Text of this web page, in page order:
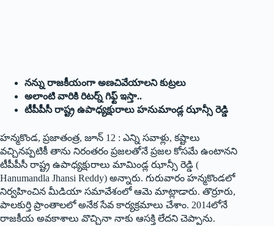
న‌న్ను రాజ‌కీయంగా అణ‌చివేయాలని కుట్ర‌లు
అలాంటి వారికి రిట‌ర్న్ గిఫ్ట్ ఇస్తా..
టీపీపీసీ రాష్ట్ర ఉపాధ్యక్షురాలు హనుమాండ్ల ఝాన్సీ రెడ్డి
హ‌న్మ‌కొండ‌, ప్ర‌జాతంత్ర‌, జూన్ 12 : ఎన్ని స‌వాళ్లు, క‌ష్టాలు
వ‌చ్చిన‌ప్ప‌టికీ తాను నిరంత‌రం ప్ర‌జ‌ల‌తోనే ప్ర‌జ‌ల కోస‌మే ఉంటాన‌ని
టీపీపీసీ రాష్ట్ర ఉపాధ్యక్షురాలు మామిండ్ల ఝాన్సీ రెడ్డి (
Hanumandla Jhansi Reddy) అన్నారు. గురువారం హ‌న్మ‌కొండ‌లో
నిర్వ‌హించిన‌ మీడియా స‌మావేశంలో ఆమె మాట్లాడారు. తొర్రూరు,
పాలకుర్తి ప్రాంతాలలో అనేక సేవ కార్యక్రమాలు చేశాం. 2014లోనే
రాజకీయ అవకాశాలు వొచ్చినా నాకు ఆస‌క్తి లేదని చెప్పాను.